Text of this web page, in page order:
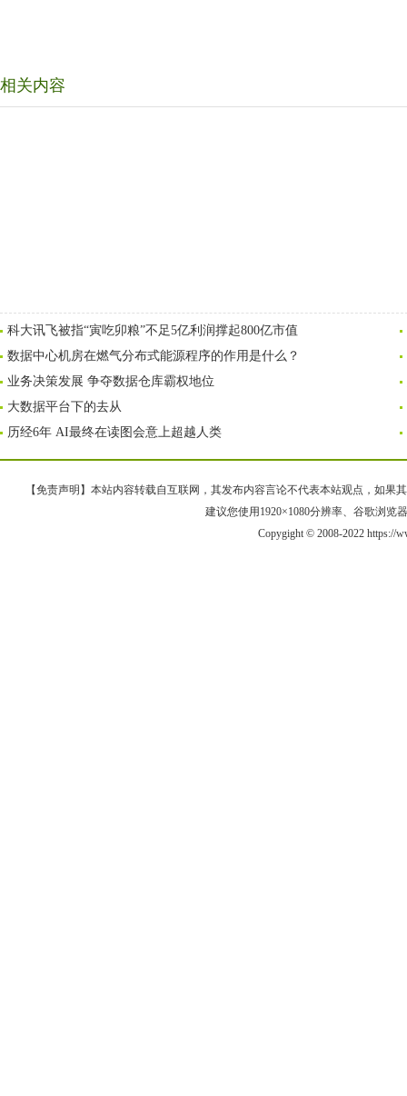
相关内容
科大讯飞被指“寅吃卯粮”不足5亿利润撑起800亿市值
数据中心机房在燃气分布式能源程序的作用是什么？
业务决策发展 争夺数据仓库霸权地位
大数据平台下的去从
历经6年 AI最终在读图会意上超越人类
【免责声明】本站内容转载自互联网，其发布内容言论不代表本站观点，如果
建议您使用1920×1080分辨率、谷歌浏览
Copygight © 2008-2022 https://